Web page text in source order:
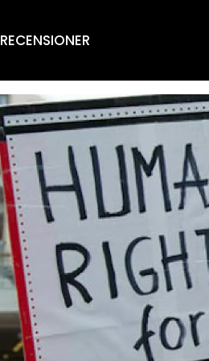
RECENSIONER